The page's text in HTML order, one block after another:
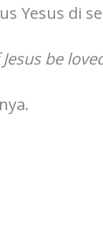
Yesus di
be